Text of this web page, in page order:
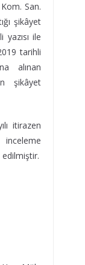
San.
şikâyet
ile
tarihli
alınan
şikâyet
itirazen
inceleme